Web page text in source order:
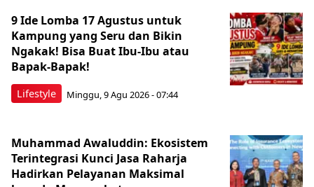
Lifestyle
9 Ide Lomba 17 Agustus untuk
Kampung yang Seru dan Bikin
Ngakak! Bisa Buat Ibu-Ibu atau
Bapak-Bapak!
Minggu, 9 Agu 2026 - 07:44
Muhammad Awaluddin: Ekosistem
Terintegrasi Kunci Jasa Raharja
Hadirkan Pelayanan Maksimal